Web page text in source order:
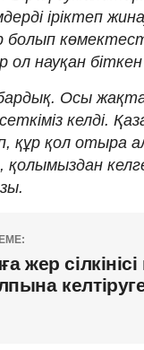
іріктеп
науқан біткен
Осы
келді.
құр қол отыра
жер